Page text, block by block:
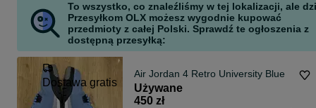
To wszystko, co znaleźliśmy w tej lokalizacji, ale
Przesyłkom OLX możesz wygodnie kupować
przedmioty z całej Polski. Sprawdź te ogłoszenia z
dostępną przesyłką:
Dostawa gratis
Air Jordan 4 Retro University Blue
Używane
450 zł